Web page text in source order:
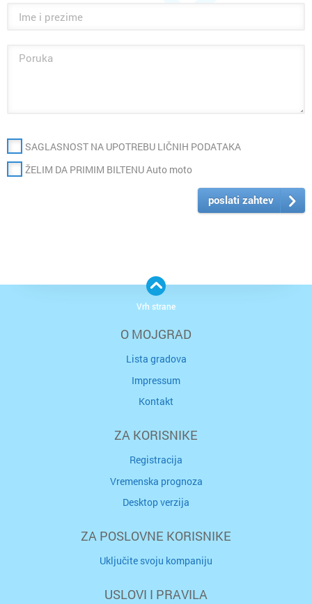
SAGLASNOST NA UPOTREBU LIČNIH PODATAKA
ŽELIM DA PRIMIM BILTENU Auto moto
poslati zahtev
O MOJGRAD
Lista gradova
Impressum
Kontakt
ZA KORISNIKE
Registracija
Vremenska prognoza
Desktop verzija
ZA POSLOVNE KORISNIKE
Uključite svoju kompaniju
USLOVI I PRAVILA
Vrh strane